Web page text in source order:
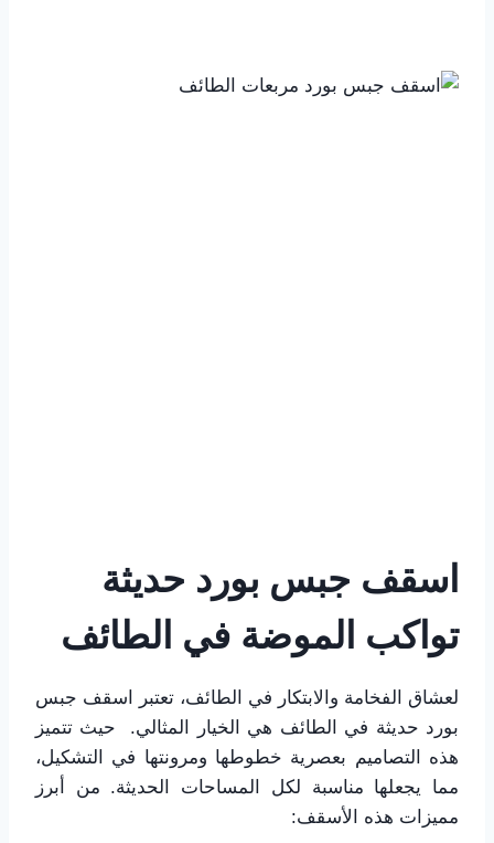
اسقف جبس بورد حديثة
تواكب الموضة في الطائف
لعشاق الفخامة والابتكار في الطائف، تعتبر اسقف جبس
بورد حديثة في الطائف هي الخيار المثالي. حيث تتميز
هذه التصاميم بعصرية خطوطها ومرونتها في التشكيل،
مما يجعلها مناسبة لكل المساحات الحديثة. من أبرز
مميزات هذه الأسقف: